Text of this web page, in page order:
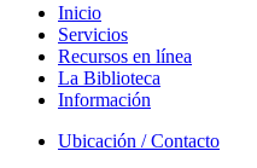
Inicio
Servicios
Recursos en línea
La Biblioteca
Información
Ubicación / Contacto